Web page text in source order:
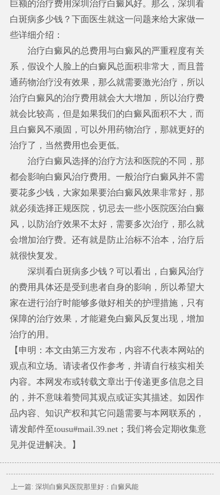
巨额的治疗费用深圳治疗白癜风好。那么，深圳看
白斑病多少钱？下面医生就这一问题来给大家做一
些详细介绍：
治疗白癜风的总费用与白癜风的严重程度有关
系，假设个人脸上的白癜风总面积非常大，而且普
通药物治疗没有效果，那么就需要激光治疗，所以
治疗白癜风的治疗费用就会大大增加，所以治疗费
就会比较高，但是如果我们的白癜风面积不大，而
且白癜风不顽固，可以外用药物治疗，那就更好的
治疗了，当然费用也会更低。
治疗白癜风选择的治疗方法和医院的不同，那
都会影响白癜风治疗费用。一般治疗白癜风并不需
要花多少钱，大家如果要治白癜风效果非常好，那
就必须选择正规医院，切忌去一些小医院医治白癜
风，以防治疗效果不太好，需要多次治疗，那么就
会增加治疗费。还有就是防止治标不治本，治疗后
就很快复发。
深圳看白斑病多少钱？可以看出，白癜风治疗
的费用具体还是受到患者自身的影响，所以希望大
家在进行治疗时能够多做好相关的护理措施，只有
保障的治疗效果，才能避免白癜风反复出现，增加
治疗的用。
【申明：本文由第三方发布，内容不代表本网站的
观点和立场。请读者仅作参考，并请自行核实相关
内容。本网发布或转载文章出于传递更多信息之目
的，并不意味着赞同其观点或证实其描述。如因作
品内容、知识产权和其它问题需要与本网联系的，
请发邮件至tousu#mail.39.net；我们将会定期收集意
见并促进解决。】
上一篇: 深圳白癜风医院那里好：白癜风能